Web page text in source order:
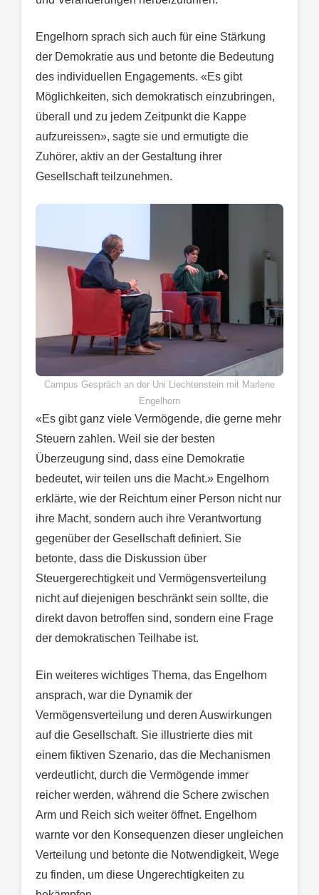
Engelhorn sprach sich auch für eine Stärkung
der Demokratie aus und betonte die Bedeutung
des individuellen Engagements. «Es gibt
Möglichkeiten, sich demokratisch einzubringen,
überall und zu jedem Zeitpunkt die Kappe
aufzureissen», sagte sie und ermutigte die
Zuhörer, aktiv an der Gestaltung ihrer
Gesellschaft teilzunehmen.
Campus Gespräch an der Uni Liechtenstein mit Marlene
Engelhorn
«Es gibt ganz viele Vermögende, die gerne mehr
Steuern zahlen. Weil sie der besten
Überzeugung sind, dass eine Demokratie
bedeutet, wir teilen uns die Macht.» Engelhorn
erklärte, wie der Reichtum einer Person nicht nur
ihre Macht, sondern auch ihre Verantwortung
gegenüber der Gesellschaft definiert. Sie
betonte, dass die Diskussion über
Steuergerechtigkeit und Vermögensverteilung
nicht auf diejenigen beschränkt sein sollte, die
direkt davon betroffen sind, sondern eine Frage
der demokratischen Teilhabe ist.
Ein weiteres wichtiges Thema, das Engelhorn
ansprach, war die Dynamik der
Vermögensverteilung und deren Auswirkungen
auf die Gesellschaft. Sie illustrierte dies mit
einem fiktiven Szenario, das die Mechanismen
verdeutlicht, durch die Vermögende immer
reicher werden, während die Schere zwischen
Arm und Reich sich weiter öffnet. Engelhorn
warnte vor den Konsequenzen dieser ungleichen
Verteilung und betonte die Notwendigkeit, Wege
zu finden, um diese Ungerechtigkeiten zu